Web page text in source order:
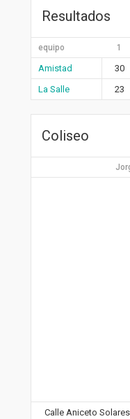
Resultados
equipo 1
Amistad 30
La Salle
23
Coliseo
Calle Aniceto